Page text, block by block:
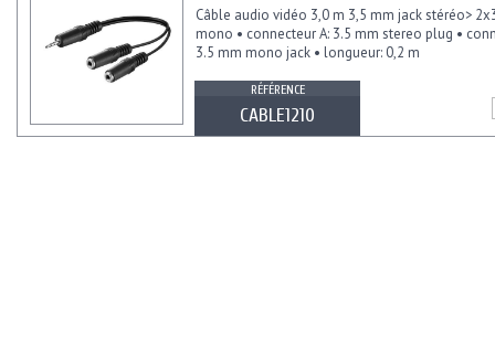
Câble audio vidéo 3,0 m 3,5 mm jack stéréo>
mono • connecteur A: 3.5 mm stereo plug •
3.5 mm mono jack • longueur: 0,2 m
RÉFÉRENCE
CABLE1210